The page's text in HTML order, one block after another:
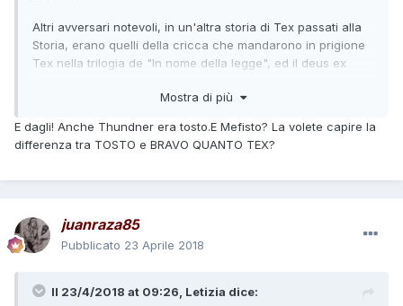
Altri avversari notevoli, in un'altra storia di Tex passati alla
Storia, erano quelli della cricca che mandarono in prigione
Tex nella trilogia de "In nome della legge", ed il deus ex
non aprire poi il capitolo delle donne diaboliche, a partire
Ripeto: quando l'avversario è tosto da battere, la storia
diventa memorabile.
Mostra di più
E dagli! Anche Thundner era tosto.E Mefisto? La volete capire la
differenza tra TOSTO e BRAVO QUANTO TEX?
juanraza85
Pubblicato 23 Aprile 2018
Il 23/4/2018 at 09:26, Letizia dice: